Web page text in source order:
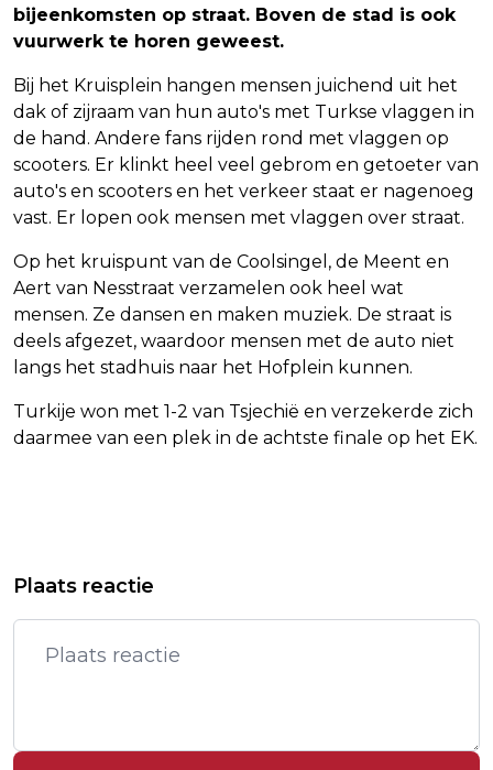
bijeenkomsten op straat. Boven de stad is ook
vuurwerk te horen geweest.
Bij het Kruisplein hangen mensen juichend uit het
dak of zijraam van hun auto's met Turkse vlaggen in
de hand. Andere fans rijden rond met vlaggen op
scooters. Er klinkt heel veel gebrom en getoeter van
auto's en scooters en het verkeer staat er nagenoeg
vast. Er lopen ook mensen met vlaggen over straat.
Op het kruispunt van de Coolsingel, de Meent en
Aert van Nesstraat verzamelen ook heel wat
mensen. Ze dansen en maken muziek. De straat is
deels afgezet, waardoor mensen met de auto niet
langs het stadhuis naar het Hofplein kunnen.
Turkije won met 1-2 van Tsjechië en verzekerde zich
daarmee van een plek in de achtste finale op het EK.
PAZ OP BINNEN TE BLIJVEN
KONING OPENT TENTOONSTELLING
MET KUNST VAN DAK PALEIS OP DE
DAM
Plaats reactie